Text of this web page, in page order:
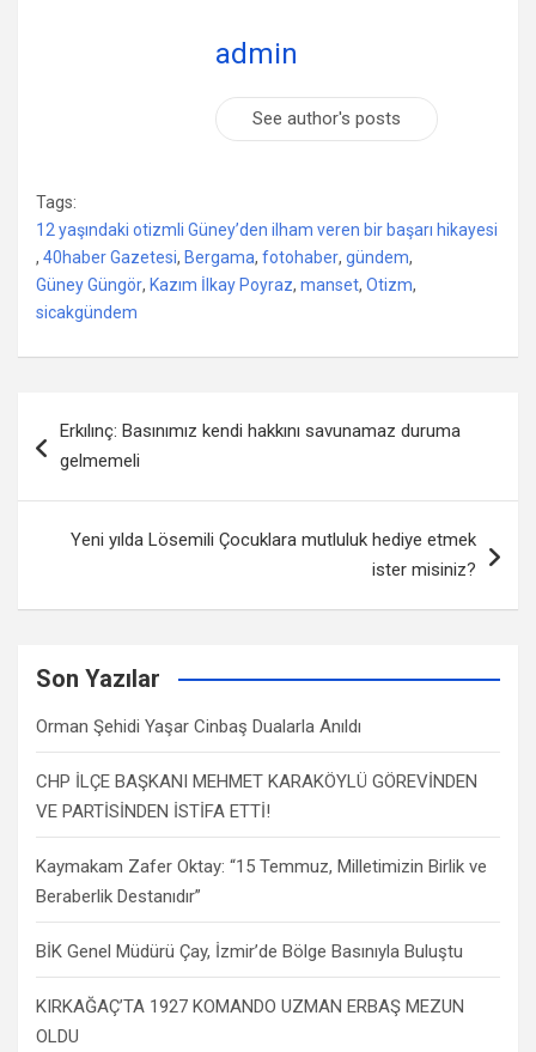
admin
See author's posts
Tags:
12 yaşındaki otizmli Güney’den ilham veren bir başarı hikayesi
, 40haber Gazetesi, Bergama, fotohaber, gündem,
Güney Güngör, Kazım İlkay Poyraz, manset, Otizm,
sicakgündem
dolaşımı
Erkılınç: Basınımız kendi hakkını savunamaz duruma
gelmemeli
Yeni yılda Lösemili Çocuklara mutluluk hediye etmek
ister misiniz?
Son Yazılar
Orman Şehidi Yaşar Cinbaş Dualarla Anıldı
CHP İLÇE BAŞKANI MEHMET KARAKÖYLÜ GÖREVİNDEN
VE PARTİSİNDEN İSTİFA ETTİ!
Kaymakam Zafer Oktay: “15 Temmuz, Milletimizin Birlik ve
Beraberlik Destanıdır”
BİK Genel Müdürü Çay, İzmir’de Bölge Basınıyla Buluştu
KIRKAĞAÇ’TA 1927 KOMANDO UZMAN ERBAŞ MEZUN
OLDU